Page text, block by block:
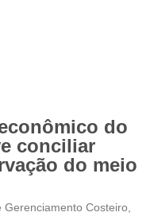
do
conciliar
do meio
Costeiro,